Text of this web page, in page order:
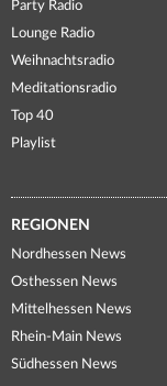
Party Radio
Lounge Radio
Weihnachtsradio
Meditationsradio
Top 40
Playlist
REGIONEN
Nordhessen News
Osthessen News
Mittelhessen News
Rhein-Main News
Südhessen News